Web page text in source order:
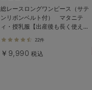
総レースロングワンピース（サテ
ンリボンベルト付） マタニテ
ィ・授乳服【出産後も長く使え
22件
￥9,990 税込